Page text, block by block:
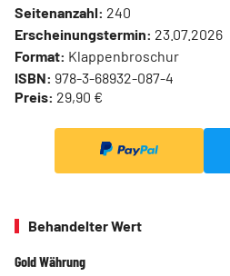
Seitenanzahl: 240
Erscheinungstermin: 23.07.2026
Format: Klappenbroschur
ISBN: 978-3-68932-087-4
Preis: 29,90 €
Behandelter Wert
Gold Währung